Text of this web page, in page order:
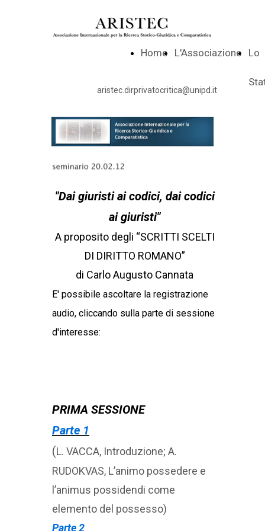
Home L'Associazione Lo
aristec.dirprivatocritica@unipd.it
"Dai giuristi ai codici, dai codici
ai giuristi"
A proposito degli “SCRITTI SCELTI
DI DIRITTO ROMANO”
di Carlo Augusto Cannata
E' possibile ascoltare la registrazione
audio, cliccando sulla parte di sessione
d'interesse:
PRIMA SESSIONE
Parte 1
(L. VACCA, Introduzione; A.
RUDOKVAS, L’animo possedere e
l’animus possidendi come
elemento del possesso)
Parte 2